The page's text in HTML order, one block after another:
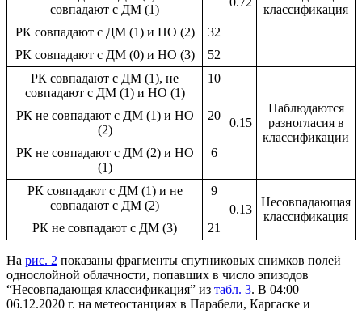
классификация
совпадают с ДМ (1)
РК совпадают с ДМ (1) и НО (2)
32
РК совпадают с ДМ (0) и НО (3)
52
РК совпадают с ДМ (1), не
совпадают с ДМ (1) и НО (1)
10
0.15
Наблюдаются
разногласия в
классификации
РК не совпадают с ДМ (1) и НО
(2)
20
РК не совпадают с ДМ (2) и НО
(1)
6
РК совпадают с ДМ (1) и не
совпадают с ДМ (2)
9
0.13
Несовпадающая
классификация
РК не совпадают с ДМ (3)
21
На рис. 2 показаны фрагменты спутниковых снимков полей
однослойной облачности, попавших в число эпизодов
“Несовпадающая классификация” из табл. 3. В 04:00
06.12.2020 г. на метеостанциях в Парабели, Каргаске и